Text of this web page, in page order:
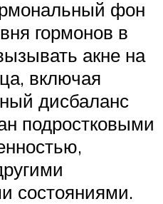
фон
гормонов в
акне на
включая
дисбаланс
подростковыми
состояниями.